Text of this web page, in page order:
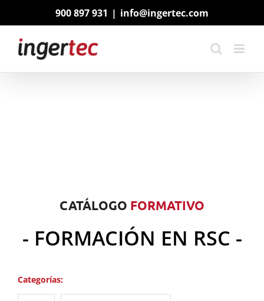
900 897 931 | info@ingertec.com
CATÁLOGO FORMATIVO
- FORMACIÓN EN RSC -
Categorías: